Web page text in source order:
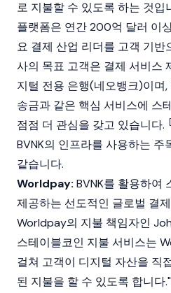
로 지불할 수 있도록 하는 것입
플랫폼은 연간 200억 달러 이
요 결제 산업 리더를 고객 기반
사의 목표 고객은 결제 서비스
지털 전용 은행(네오뱅크)이며
송금과 같은 핵심 서비스에 스
점점 더 관심을 갖고 있습니다.
BVNK의 인프라를 사용하는
같습니다.
Worldpay: BVNK를 활용하여
제공하는 선도적인 글로벌 결
Worldpay의 지불 책임자인
스테이블코인 지불 서비스는
걸쳐 고객이 디지털 자산을 직
된 지불을 할 수 있도록 합니다